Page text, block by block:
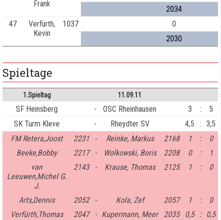
Frank
2034
47
Verfürth,
Kevin
1037
0
2030
Spieltage
1.Spieltag 11.09.11
SF Heinsberg - OSC Rheinhausen 3 :
5
SK Turm Kleve
- Rheydter SV 4,5 : 3,5
FM Retera,Joost
2231 - Reinke, Markus 2168 1 :
0
Beeke,Bobby
2217 - Wolkowski, Boris 2208 0 :
1
van
Leeuwen,Michel G.
J.
2143 - Krause, Thomas 2125 1 : 0
Arts,Dennis 2052 - Kola, Zef 2057 1 :
0
Verfürth,Thomas
2047 - Kupermann, Meer 2035 0,5 : 0,5